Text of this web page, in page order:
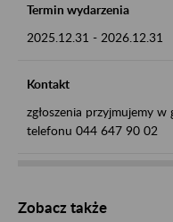
Termin wydarzenia
2025.12.31 - 2026.12.31
Kontakt
zgłoszenia przyjmujemy
telefonu 044 647 90 02
Zobacz także